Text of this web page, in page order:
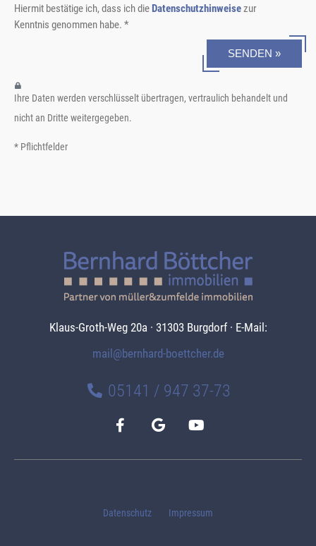
Klaus-Groth-Weg 20a · 31303 Burgdorf · E-Mail:
mail@bernhard-boettcher.de
05141 / 947 37-73
Datenschutz Impressum
Hiermit bestätige ich, dass ich dieDatenschutzhinweisezur
Kenntnis genommen habe. *
SENDEN »
Ihre Daten werden verschlüsselt übertragen, vertraulich behandelt und
nicht an Dritte weitergegeben.
* Pflichtfelder